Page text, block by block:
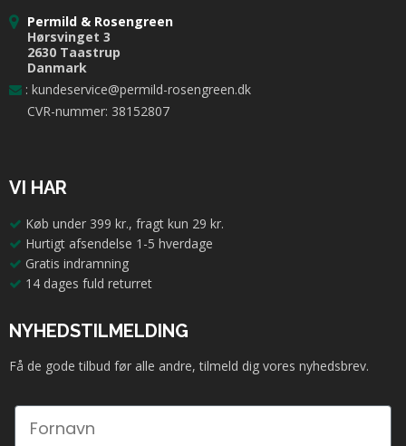
Permild & Rosengreen
Hørsvinget 3
2630 Taastrup
Danmark
: kundeservice@permild-rosengreen.dk
CVR-nummer: 38152807
VI HAR
Køb under 399 kr., fragt kun 29 kr.
Hurtigt afsendelse 1-5 hverdage
Gratis indramning
14 dages fuld returret
NYHEDSTILMELDING
Få de gode tilbud før alle andre, tilmeld dig vores nyhedsbrev.